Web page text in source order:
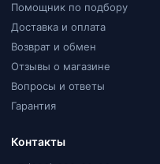
Помощник по подбору
Доставка и оплата
Возврат и обмен
Отзывы о магазине
Вопросы и ответы
Гарантия
Контакты